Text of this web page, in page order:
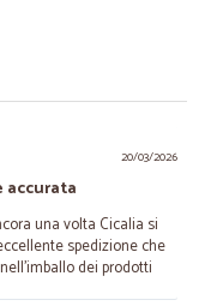
20/03/2026
accurata
una volta Cicalia si
spedizione che
dei prodotti